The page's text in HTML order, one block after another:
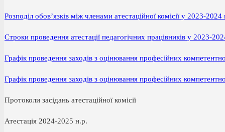
Розподіл обов’язків між членами атестаційної комісії у 2023-
Строки проведення атестації педагогічних працівників у 2023-
Графік проведення заходів з оцінювання професійних
Графік проведення заходів з оцінювання професійних
Протоколи засідань атестаційної комісії
Атестація 2024-2025 н.р.